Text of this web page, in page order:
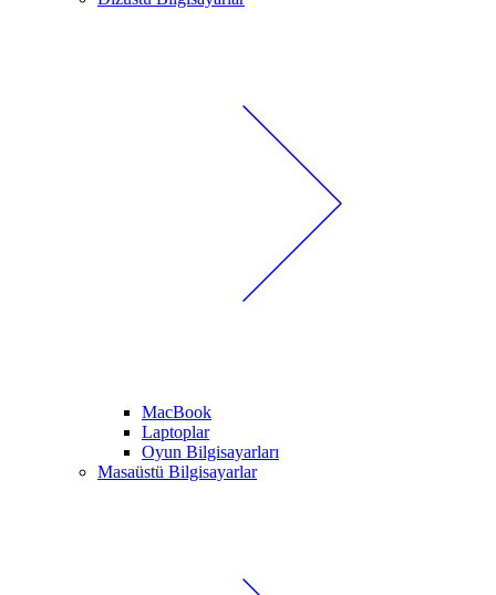
MacBook
Laptoplar
Oyun Bilgisayarları
Masaüstü Bilgisayarlar